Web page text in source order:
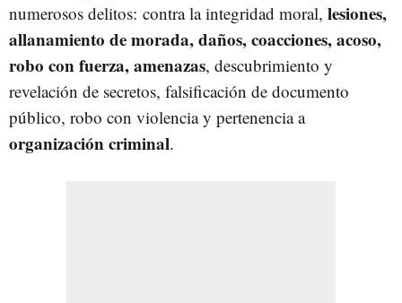
numerosos delitos: contra la integridad moral, lesiones,
allanamiento de morada, daños, coacciones, acoso,
robo con fuerza, amenazas, descubrimiento y
revelación de secretos, falsificación de documento
público, robo con violencia y pertenencia a
organización criminal.